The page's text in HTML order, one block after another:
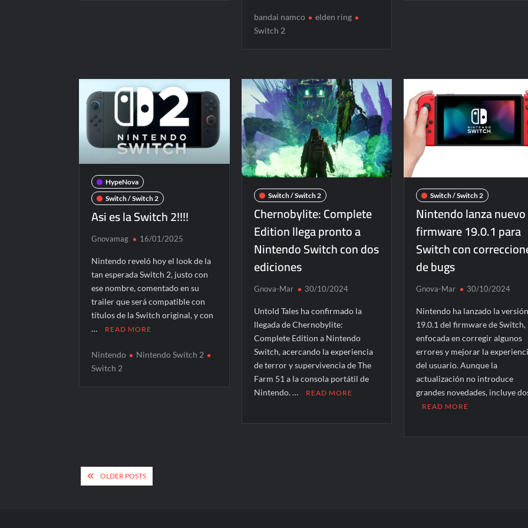
bandai namco
elden ring
Switch 2
HypeNova
Switch / Switch 2
Asi es la Switch 2!!!!
Gnovamag 16/01/2025
Nintendo reveló hoy el look de la
tan esperada Switch 2, justo con
ese nombre, comentado en su
trailer que será compatible con
títulos de la Switch original, y con
…
READ MORE
Nintendo
Nintendo Switch 2
Switch 2
Switch / Switch 2
Chernobylite: Complete
Edition llega pronto a
Nintendo Switch con dos
ediciones
Gnova-Mar 30/10/2024
Untold Tales ha confirmado la
llegada de Chernobylite:
Complete Edition a Nintendo
Switch, acercando la experiencia
de terror y supervivencia de The
Farm 51 a la consola portátil de
Nintendo. …
READ MORE
Switch / Switch 2
Nintendo lanza nuevo
firmware 19.0.1 para
Switch con
de bugs
Gnova-Mar 30/10/2024
Nintendo ha lanzado la
19.0.1 del firmware de Switch,
enfocada en corregir algunos
errores y mejorar la
del usuario. Aunque la
actualización no introduce
grandes novedades, incluye
READ MORE
Posts
navigation
OLDER POSTS